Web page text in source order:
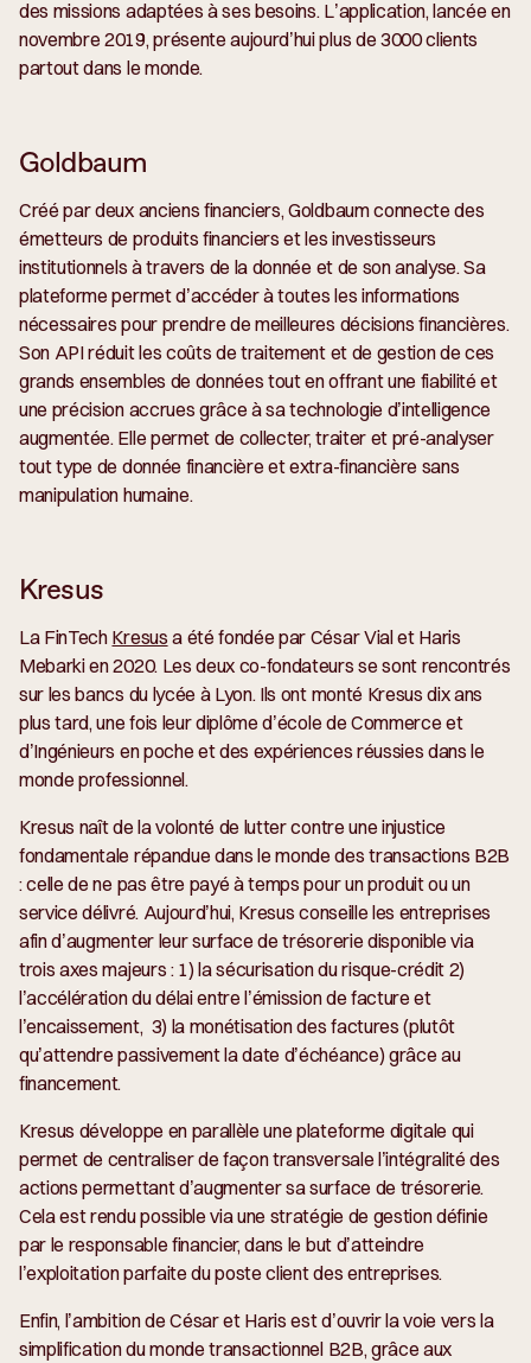
des missions adaptées à ses besoins. L’application, lancée en
novembre 2019, présente aujourd’hui plus de 3000 clients
partout dans le monde.
Goldbaum
Créé par deux anciens financiers, Goldbaum connecte des
émetteurs de produits financiers et les investisseurs
institutionnels à travers de la donnée et de son analyse. Sa
plateforme permet d’accéder à toutes les informations
nécessaires pour prendre de meilleures décisions financières.
Son API réduit les coûts de traitement et de gestion de ces
grands ensembles de données tout en offrant une fiabilité et
une précision accrues grâce à sa technologie d’intelligence
augmentée. Elle permet de collecter, traiter et pré-analyser
tout type de donnée financière et extra-financière sans
manipulation humaine.
Kresus
La FinTech Kresus a été fondée par César Vial et Haris
Mebarki en 2020. Les deux co-fondateurs se sont rencontrés
sur les bancs du lycée à Lyon. Ils ont monté Kresus dix ans
plus tard, une fois leur diplôme d’école de Commerce et
d’Ingénieurs en poche et des expériences réussies dans le
monde professionnel.
Kresus naît de la volonté de lutter contre une injustice
fondamentale répandue dans le monde des transactions B2B
: celle de ne pas être payé à temps pour un produit ou un
service délivré. Aujourd’hui, Kresus conseille les entreprises
afin d’augmenter leur surface de trésorerie disponible via
trois axes majeurs : 1) la sécurisation du risque-crédit 2)
l’accélération du délai entre l’émission de facture et
l’encaissement, 3) la monétisation des factures (plutôt
qu’attendre passivement la date d’échéance) grâce au
financement.
Kresus développe en parallèle une plateforme digitale qui
permet de centraliser de façon transversale l’intégralité des
actions permettant d’augmenter sa surface de trésorerie.
Cela est rendu possible via une stratégie de gestion définie
par le responsable financier, dans le but d’atteindre
l’exploitation parfaite du poste client des entreprises.
Enfin, l’ambition de César et Haris est d’ouvrir la voie vers la
simplification du monde transactionnel B2B, grâce aux